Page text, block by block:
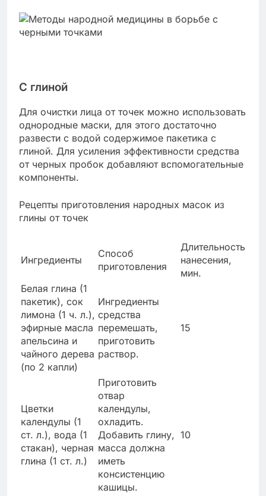
С глиной
Для очистки лица от точек можно использовать
однородные маски, для этого достаточно
развести с водой содержимое пакетика с
глиной. Для усиления эффективности средства
от черных пробок добавляют вспомогательные
компоненты.
Рецепты приготовления народных масок из
глины от точек
Ингредиенты
Способ
приготовления
Длительность
нанесения,
мин.
Белая глина (1
пакетик), сок
лимона (1 ч. л.),
эфирные масла
апельсина и
чайного дерева
(по 2 капли)
Ингредиенты
средства
перемешать,
приготовить
раствор.
15
Цветки
календулы (1
ст. л.), вода (1
стакан), черная
глина (1 ст. л.)
Приготовить
отвар
календулы,
охладить.
Добавить глину,
масса должна
иметь
консистенцию
кашицы.
10